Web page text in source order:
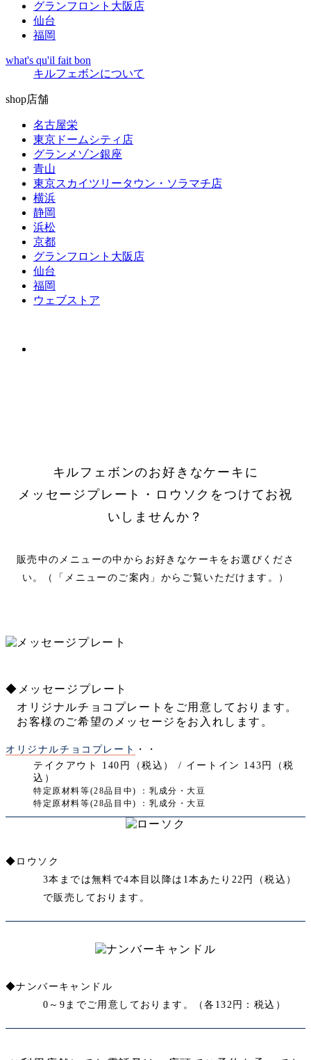
グランフロント大阪店
仙台
福岡
what's qu'il fait bon
キルフェボンについて
shop店舗
名古屋栄
東京ドームシティ店
グランメゾン銀座
青山
東京スカイツリータウン・ソラマチ店
横浜
静岡
浜松
京都
グランフロント大阪店
仙台
福岡
ウェブストア
キルフェボンのお好きなケーキに
メッセージプレート・ロウソクをつけてお祝
いしませんか？
販売中のメニューの中からお好きなケーキをお選びくださ
い。（「メニューのご案内」からご覧いただけます。）
◆メッセージプレート
オリジナルチョコプレートをご用意しております。
お客様のご希望のメッセージをお入れします。
オリジナルチョコプレート
・・
テイクアウト 140円（税込） / イートイン 143円（税
込）
特定原材料等(28品目中) ：乳成分・大豆
特定原材料等(28品目中) ：乳成分・大豆
◆ロウソク
3本までは無料で4本目以降は1本あたり22円（税込）
で販売しております。
◆ナンバーキャンドル
0～9までご用意しております。（各132円：税込）